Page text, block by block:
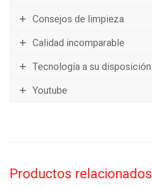
Consejos de limpieza
Calidad incomparable
Tecnología a su disposición
Youtube
Productos relacionados